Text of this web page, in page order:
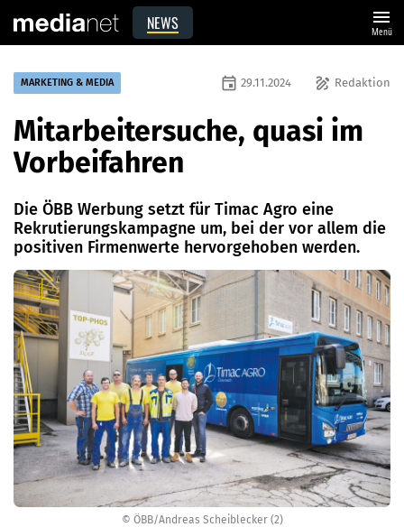
NEWS menu
Menü
© ÖBB/Andreas Scheiblecker (2)
MARKETING & MEDIA draw Redaktion
event 29.11.2024
Mitarbeitersuche, quasi im
Vorbeifahren
Die ÖBB Werbung setzt für Timac Agro eine
Rekrutierungskampagne um, bei der vor allem die
positiven Firmenwerte hervorgehoben werden.